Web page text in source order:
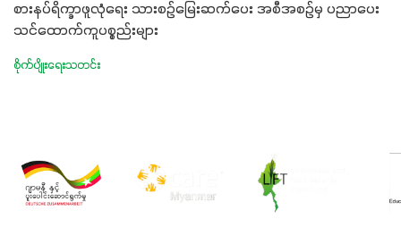
စားနပ်ရိက္ခာဖူလုံရေး သားစဉ်မြေးဆက်ပေး အစီအစဉ်မှ ပညာပေး
သင်ထောက်ကူပစ္စည်းများ
စိုက်ပျိုးရေးသတင်း